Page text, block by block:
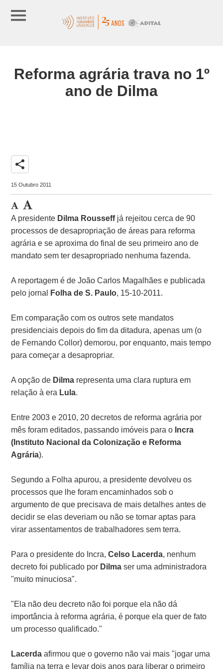
Reforma agrária trava no 1º
ano de Dilma
share
15 Outubro 2011
A presidente Dilma Rousseffjá rejeitou cerca de 90
processos de desapropriação de áreas para reforma
agrária e se aproxima do final de seu primeiro ano de
mandato sem ter desapropriado nenhuma fazenda.
A reportagem é de João Carlos Magalhães e publicada
pelo jornal
Folha de S. Paulo, 15-10-2011.
Em comparação com os outros sete mandatos
presidenciais depois do fim da ditadura, apenas um (o
de Fernando Collor) demorou, por enquanto, mais tempo
para começar a desapropriar.
A opção de Dilma representa uma clara ruptura em
relação à era Lula.
Entre 2003 e 2010, 20 decretos de reforma agrária por
mês foram editados, passando imóveis para o Incra
(Instituto Nacional da Colonização e Reforma
Agrária).
Segundo a Folha apurou, a presidente devolveu os
processos que lhe foram encaminhados sob o
argumento de que precisava de mais detalhes antes de
decidir se elas deveriam ou não se tornar aptas para
virar assentamentos de trabalhadores sem terra.
Para o presidente do Incra,Celso Lacerda, nenhum
decreto foi publicado por Dilmaser uma administradora
"muito minuciosa".
"Ela não deu decreto não foi porque ela não dá
importância à reforma agrária, é porque ela quer de fato
um processo qualificado."
Lacerdaafirmou que o governo não vai mais "jogar uma
família na terra e levar dois anos para liberar o primeiro